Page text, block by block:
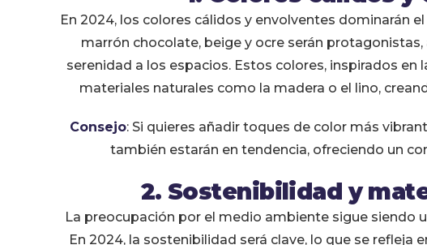
En 2024, los colores cálidos y envolventes dominarán
marrón chocolate, beige y ocre serán
serenidad a los espacios. Estos colores, inspirados
materiales naturales como la madera o el lino,
Consejo: Si quieres añadir toques de color más
también estarán en tendencia, ofreciendo un
2. Sostenibilidad y
La preocupación por el medio ambiente sigue siendo
En 2024, la sostenibilidad será clave, lo que se refleja